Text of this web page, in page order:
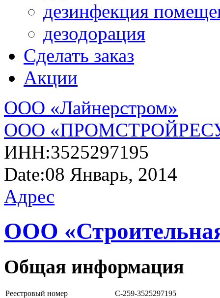
дезинфекция
дезодорация
Сделать заказ
Акции
ООО «Лайнерстром»
ООО
ИНН:3525297195
Date:08 Январь, 2014
Адрес
ООО
Общая информация
Реестровый номер
С-259-3525297195